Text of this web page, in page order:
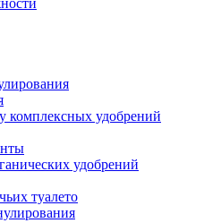
комплексных удобрений
удобрений
туалето